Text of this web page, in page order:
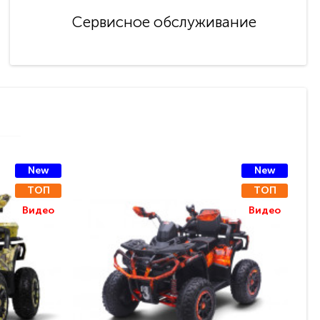
Сервисное обслуживание
New
ТОП
Видео
New
ТОП
Видео